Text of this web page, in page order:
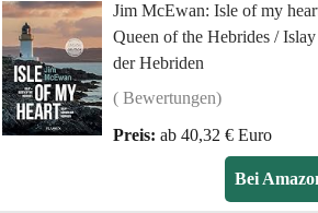
Jim McEwan: Isle of my
Queen of the Hebrides /
der Hebriden
( Bewertungen)
Preis: ab 40,32 € Euro
Bei